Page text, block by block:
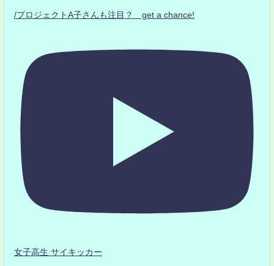
/プロジェクトA子さんも注目？ get a chance!
女子高生 サイキッカー